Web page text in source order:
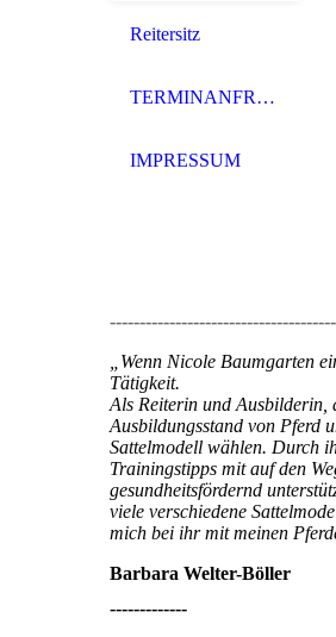
Reitersitz
TERMINANFRAGE
IMPRESSUM
„Wenn Nicole Baumgarten
Tätigkeit.
Als Reiterin und Ausbilderin,
Ausbildungsstand von Pferd
Sattelmodell wählen. Durch
Trainingstipps mit auf den
gesundheitsfördernd
viele verschiedene
mich bei ihr mit meinen
Barbara Welter-Böller
-------------